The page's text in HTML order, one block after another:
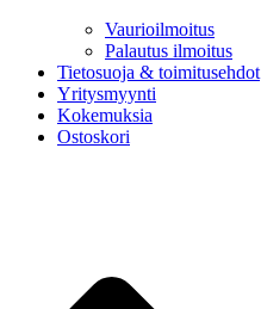
Vaurioilmoitus
Palautus ilmoitus
Tietosuoja & toimitusehdot
Yritysmyynti
Kokemuksia
Ostoskori